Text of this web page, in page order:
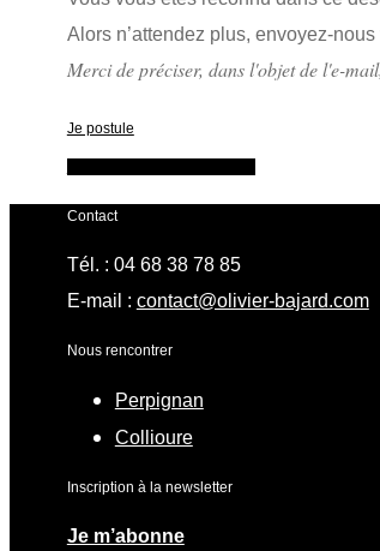
Alors n’attendez plus, envoyez-
Merci de préciser, dans l'objet de l'e-
Je postule
Contact
Tél. : 04 68 38 78 85
E-mail : contact@olivier-bajard.com
Nous rencontrer
Perpignan
Collioure
Inscription à la newsletter
Je m’abonne